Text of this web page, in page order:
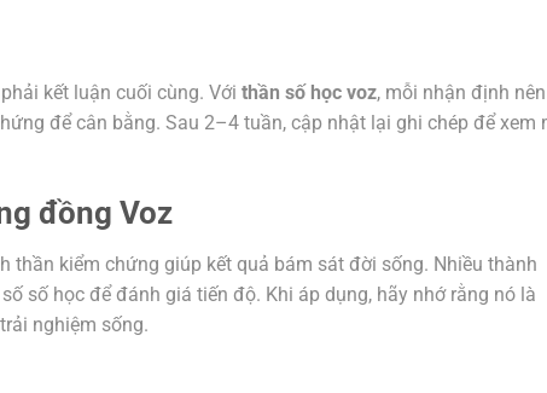
kết luận cuối cùng. Với thần số học voz, mỗi nhận định nên
để cân bằng. Sau 2–4 tuần, cập nhật lại ghi chép để xem
đồng Voz
thần kiểm chứng giúp kết quả bám sát đời sống. Nhiều thành
số học để đánh giá tiến độ. Khi áp dụng, hãy nhớ rằng nó là
nghiệm sống.